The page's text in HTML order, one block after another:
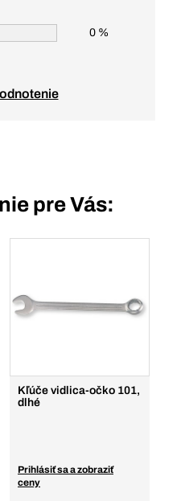
0 %
pre Vás:
Kľúče vidlica-očko 101,
dlhé
Prihlásiť sa a zobraziť
ceny